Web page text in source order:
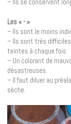
Les « - »
– Ils sont le moins
– Ils sont très difficiles
teintes à chaque fois.
– Un colorant de
désastreuses.
– Il faut diluer au
sèche.